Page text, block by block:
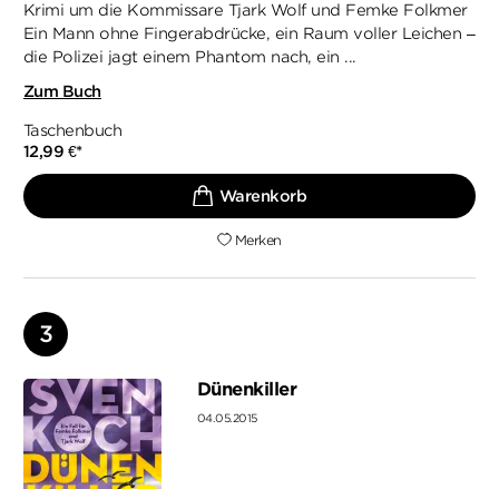
Krimi um die Kommissare Tjark Wolf und Femke Folkmer
Ein Mann ohne Fingerabdrücke, ein Raum voller Leichen –
die Polizei jagt einem Phantom nach, ein ...
Zum Buch
Taschenbuch
12,99 €*
Merken
Dünenkiller
04.05.2015